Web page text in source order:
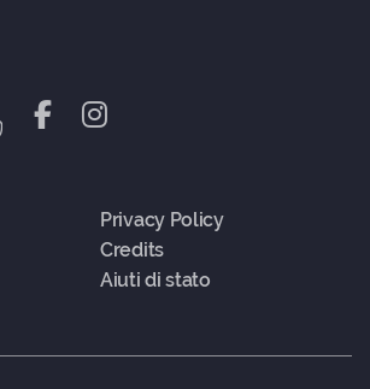
Privacy Policy
Credits
Aiuti di stato